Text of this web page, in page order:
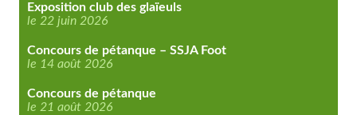
Exposition club des glaïeuls
le 22 juin 2026
Concours de pétanque – SSJA Foot
le 14 août 2026
Concours de pétanque
le 21 août 2026